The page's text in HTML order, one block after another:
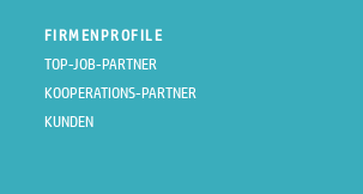
unbefristet
Wien | 08.08.2026
FIRMENPROFILE
TOP-JOB-PARTNER
KOOPERATIONS-PARTNER
KUNDEN